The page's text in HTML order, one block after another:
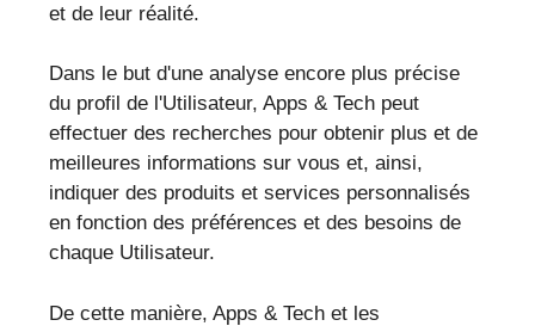
et de leur réalité.
Dans le but d'une analyse encore plus précise
du profil de l'Utilisateur, Apps & Tech peut
effectuer des recherches pour obtenir plus et de
meilleures informations sur vous et, ainsi,
indiquer des produits et services personnalisés
en fonction des préférences et des besoins de
chaque Utilisateur.
De cette manière, Apps & Tech et les